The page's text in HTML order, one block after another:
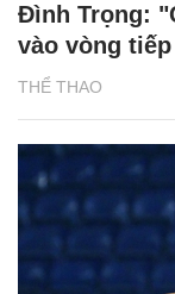
THỂ THAO
Đình Trọng:
vào vòng